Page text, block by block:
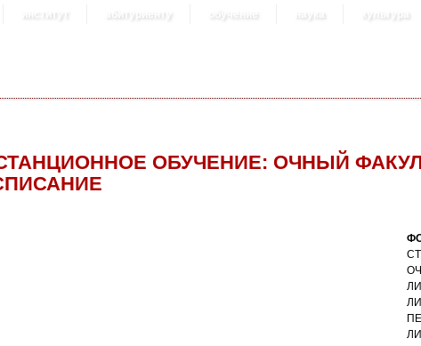
институт абитуриенту обучение наука культура
ОБУЧЕНИЕ: ОЧНЫЙ